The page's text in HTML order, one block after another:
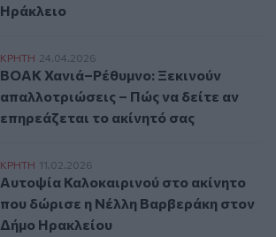
Ηράκλειο
ΒΟΑΚ Χανιά–Ρέθυμνο: Ξεκινούν
ΚΡΗΤΗ 24.04.2026
ΒΟΑΚ Χανιά–Ρέθυμνο: Ξεκινούν
απαλλοτριώσεις – Πώς να δείτε αν
επηρεάζεται το ακίνητό σας
Αυτοψία Καλοκαιρινού στο ακίνητο
ΚΡΗΤΗ 11.02.2026
Αυτοψία Καλοκαιρινού στο ακίνητο
που δώρισε η Νέλλη Βαρβεράκη στον
Δήμο Ηρακλείου